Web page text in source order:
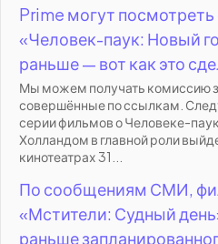
Prime могут
«Человек-паук: Новый
раньше — вот как это
Мы можем получать комиссию
совершённые по ссылкам.
серии фильмов о Человеке-
Холландом в главной роли
кинотеатрах 31...
По сообщениям СМИ,
«Мстители: Судный
раньше